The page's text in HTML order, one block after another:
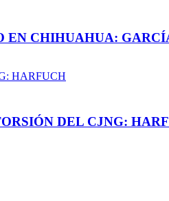
EN CHIHUAHUA:
DEL CJNG: